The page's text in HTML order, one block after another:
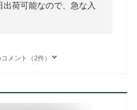
荷可能なので、急な入
メント（2件）